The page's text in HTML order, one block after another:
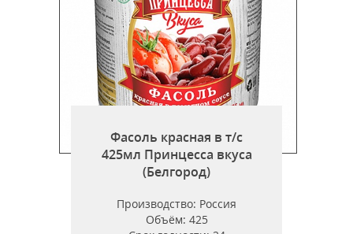
Фасоль красная в т/с
425мл Принцесса вкуса
(Белгород)
Производство: Россия
Объём: 425